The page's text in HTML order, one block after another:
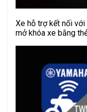
Xe hỗ trợ kết nối
mở khóa xe bằng